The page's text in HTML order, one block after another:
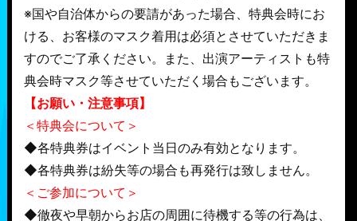
※国や自治体からの要請があった場合、特典会時にお
ける、お客様のマスク着用は必須とさせていただきま
すのでご了承ください。また、出演アーティストも特
典会時マスク等させていただく場合もございます。
【お願い・注意事項】
＜特典会について＞
◆各特典券はイベント当日のみ有効となります。
◆各特典券は紛失等の場合も再発行は致しません。
＜ご参加について＞
◆徹夜や早朝からお店の周囲に待機する等の行為は、